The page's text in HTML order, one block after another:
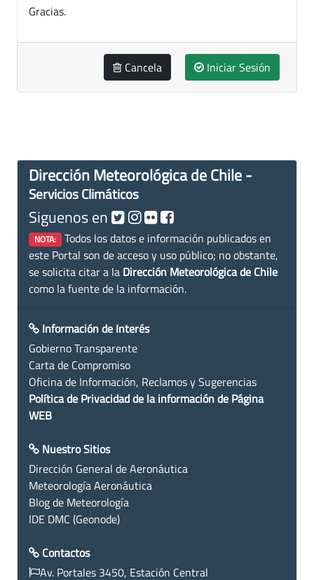
Gracias.
Cancela Iniciar Sesión
Dirección Meteorológica de Chile -
Servicios Climáticos
Siguenos en
NOTA: Todos los datos e información publicados en
este Portal son de acceso y uso público; no obstante,
se solicita citar a la Dirección Meteorológica de Chile
como la fuente de la información.
Información de Interés
Gobierno Transparente
Carta de Compromiso
Oficina de Información, Reclamos y Sugerencias
Política de Privacidad de la información de Página
WEB
Nuestro Sitios
Dirección General de Aeronáutica
Meteorología Aeronáutica
Blog de Meteorología
IDE DMC (Geonode)
Contactos
Av. Portales 3450, Estación Central